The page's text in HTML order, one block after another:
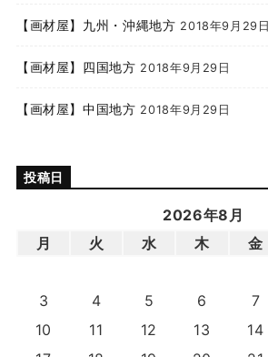
【画材屋】九州・沖縄地方 2018年9月29日
【画材屋】四国地方 2018年9月29日
【画材屋】中国地方 2018年9月29日
投稿日
2026年8月
月
火 水 木 金
3
4 5 6 7
10
11 12 13 14